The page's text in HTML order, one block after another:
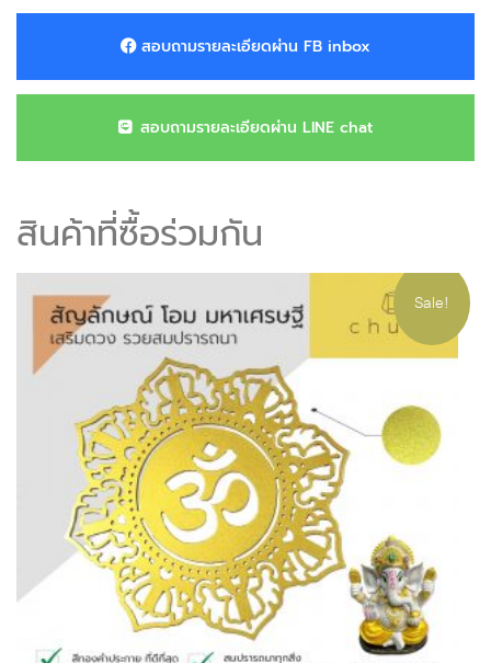
สอบถามรายละเอียดผ่าน FB inbox
สอบถามรายละเอียดผ่าน LINE chat
สินค้าที่ซื้อร่วมกัน
Sale!